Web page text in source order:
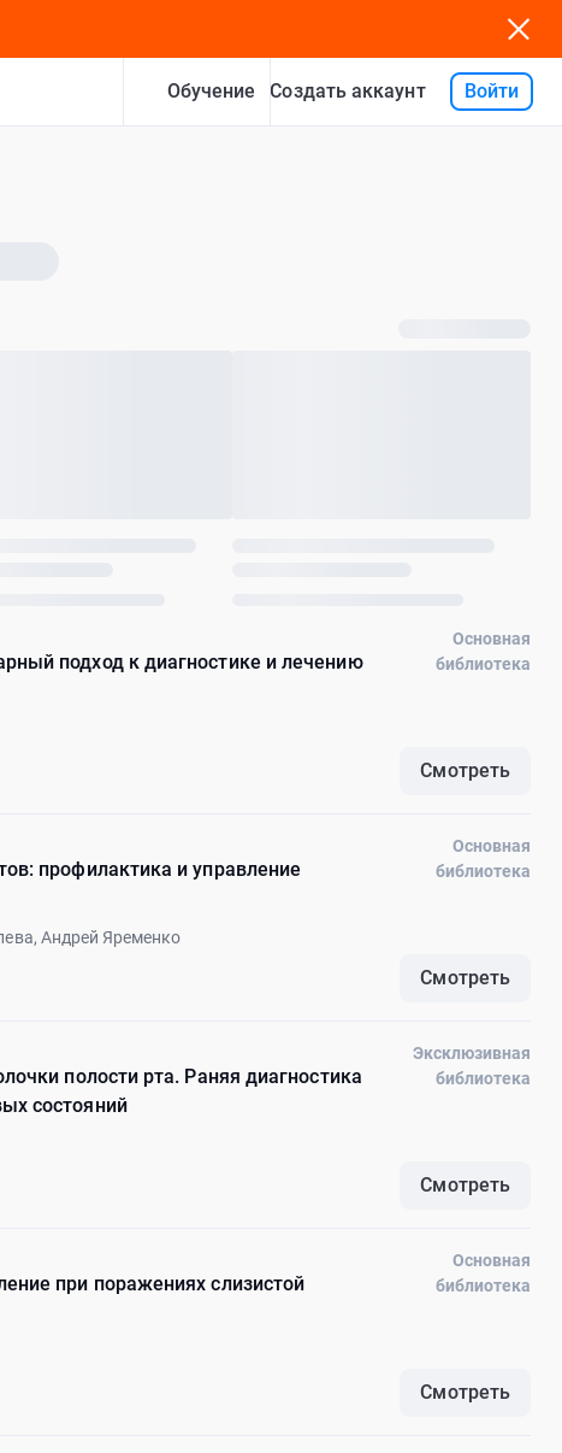
Обучение Создать аккаунт Войти
подход к диагностике и лечению
Основная
библиотека
Смотреть
профилактика и управление
Андрей Яременко
Основная
библиотека
Смотреть
полости рта. Раняя диагностика
состояний
Эксклюзивная
библиотека
Смотреть
при поражениях слизистой
Основная
библиотека
Смотреть